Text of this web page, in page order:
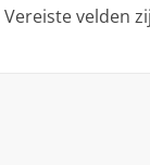
Vereiste velden